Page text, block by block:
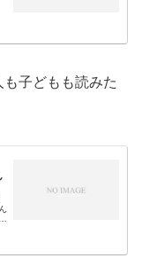
子どもも読みた